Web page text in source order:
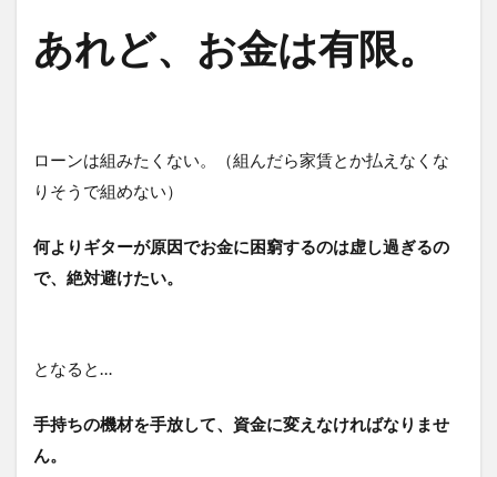
あれど、お金は有限。
ローンは組みたくない。（組んだら家賃とか払えなくな
りそうで組めない）
何よりギターが原因でお金に困窮するのは虚し過ぎるの
で、絶対避けたい。
となると…
手持ちの機材を手放して、資金に変えなければなりませ
ん。